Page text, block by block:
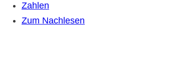
Zahlen
Zum Nachlesen